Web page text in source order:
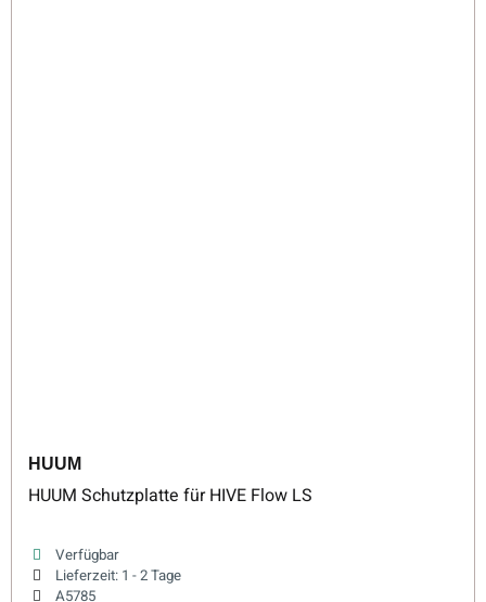
HUUM
HUUM Schutzplatte für HIVE Flow LS
Verfügbar
Lieferzeit: 1 - 2 Tage
A5785